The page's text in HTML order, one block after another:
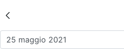
Risultati della